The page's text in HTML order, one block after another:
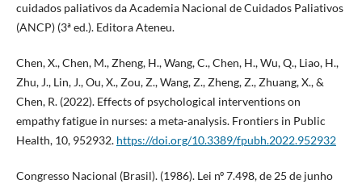
cuidados paliativos da Academia Nacional de Cuidados Paliativos
(ANCP) (3ª ed.). Editora Ateneu.
Chen, X., Chen, M., Zheng, H., Wang, C., Chen, H., Wu, Q., Liao, H.,
Zhu, J., Lin, J., Ou, X., Zou, Z., Wang, Z., Zheng, Z., Zhuang, X., &
Chen, R. (2022). Effects of psychological interventions on
empathy fatigue in nurses: a meta-analysis. Frontiers in Public
Health, 10, 952932. https://doi.org/10.3389/fpubh.2022.952932
Congresso Nacional (Brasil). (1986). Lei nº 7.498, de 25 de junho